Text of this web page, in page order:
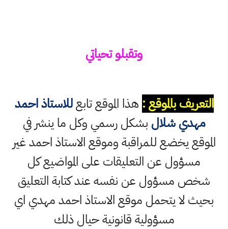
وتقبلو تحياتي
التعريف بالموقع : هذا الموقع تابعللاستاذ احمد
مهدي شلال بشكل رسمي وكل ما ينشر في
الموقع يخضع للمراقبة وموقع الاستاذ احمد غير
مسؤول عن التعليقات على المواضيع كل
شخص مسؤول عن نفسه عند كتابة التعليق
بحيث لا يتحمل موقع الاستاذ احمد مهدي اي
مسؤولية قانونية حيال ذلك